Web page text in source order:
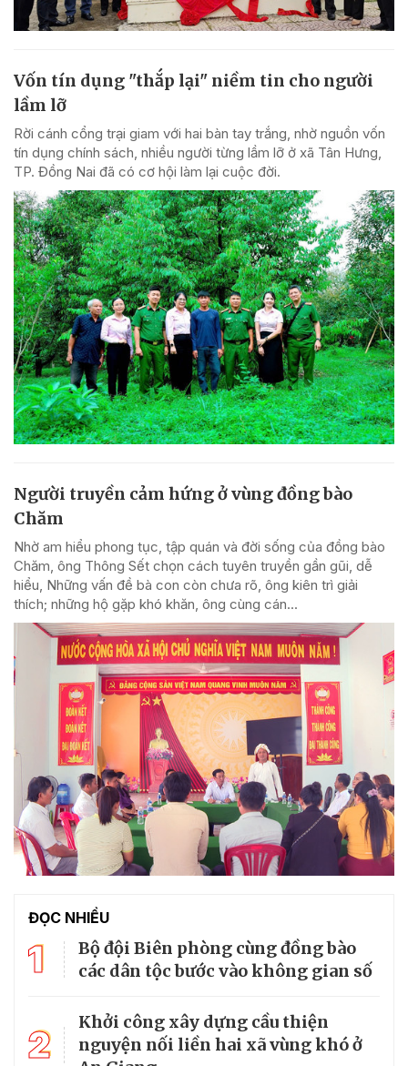
Vốn tín dụng "thắp lại" niềm tin cho người
lầm lỡ
Rời cánh cổng trại giam với hai bàn tay trắng, nhờ nguồn vốn
tín dụng chính sách, nhiều người từng lầm lỡ ở xã Tân Hưng,
TP. Đồng Nai đã có cơ hội làm lại cuộc đời.
Người truyền cảm hứng ở vùng đồng bào
Chăm
Nhờ am hiểu phong tục, tập quán và đời sống của đồng bào
Chăm, ông Thông Sết chọn cách tuyên truyền gần gũi, dễ
hiểu, Những vấn đề bà con còn chưa rõ, ông kiên trì giải
thích; những hộ gặp khó khăn, ông cùng cán...
ĐỌC NHIỀU
1
Bộ đội Biên phòng cùng đồng bào
các dân tộc bước vào không gian số
2
Khởi công xây dựng cầu thiện
nguyện nối liền hai xã vùng khó ở